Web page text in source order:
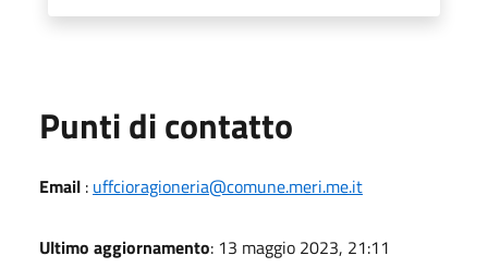
Punti di contatto
Email : uffcioragioneria@comune.meri.me.it
Ultimo aggiornamento: 13 maggio 2023, 21:11